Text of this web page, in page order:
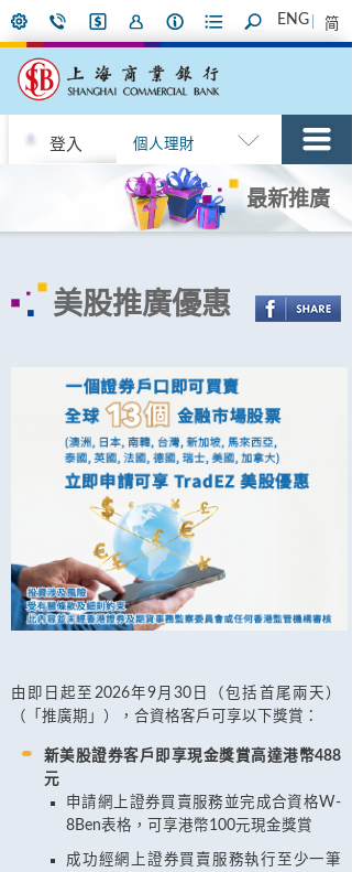
ENG 简
登入 個人理財
最新推廣
美股推廣優惠
由即日起至2026年9月30日（包括首尾兩天）
（「推廣期」），合資格客戶可享以下獎賞：
新美股證券客戶即享現金獎賞高達港幣488
元
申請網上證券買賣服務並完成合資格W-
8Ben表格，可享港幣100元現金獎賞
成功經網上證券買賣服務執行至少一筆